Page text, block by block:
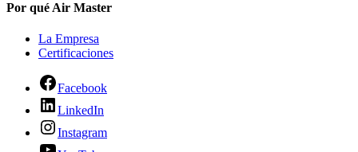
Por qué Air Master
La Empresa
Certificaciones
Facebook
LinkedIn
Instagram